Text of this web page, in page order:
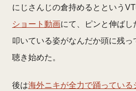
にじさんじの倉持めるとという
ショート動画にて、ピンと伸ば
叩いている姿がなんだか頭に残
聴き始めた。
後は海外ニキが全力で踊っている